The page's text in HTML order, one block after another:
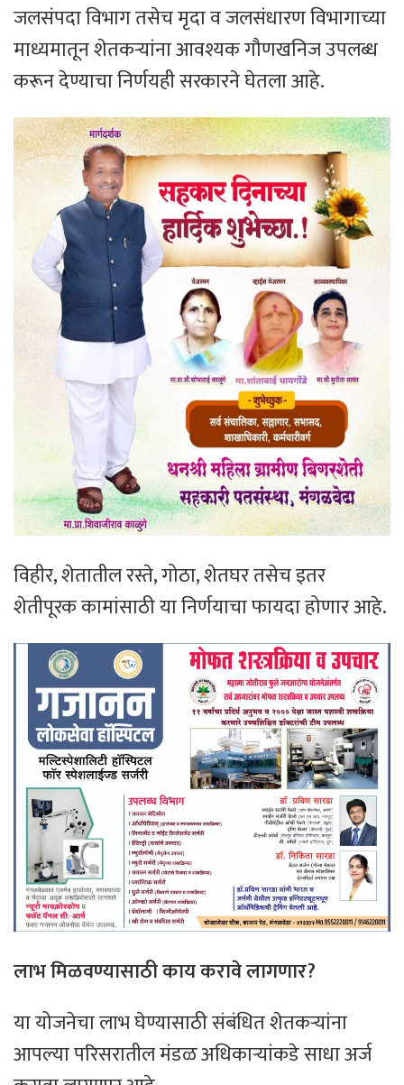
जलसंपदा विभाग तसेच मृदा व जलसंधारण विभागाच्या
माध्यमातून शेतकऱ्यांना आवश्यक गौणखनिज उपलब्ध
करून देण्याचा निर्णयही सरकारने घेतला आहे.
विहीर, शेतातील रस्ते, गोठा, शेतघर तसेच इतर
शेतीपूरक कामांसाठी या निर्णयाचा फायदा होणार आहे.
लाभ मिळवण्यासाठी काय करावे लागणार?
या योजनेचा लाभ घेण्यासाठी संबंधित शेतकऱ्यांना
आपल्या परिसरातील मंडळ अधिकाऱ्यांकडे साधा अर्ज